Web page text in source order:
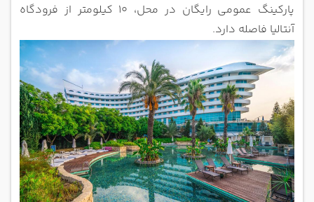
پارکینگ عمومی رایگان در محل، 10 کیلومتر از فرودگاه
آنتالیا فاصله دارد.